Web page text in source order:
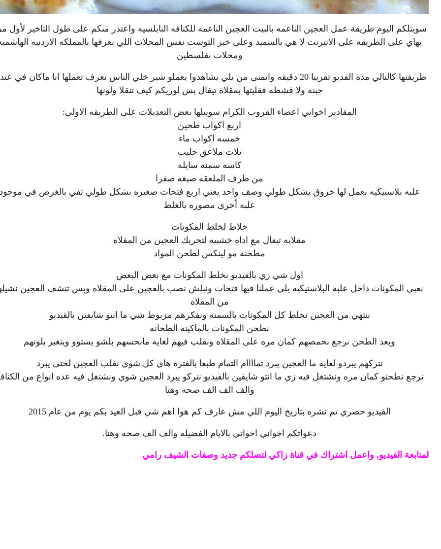
سويتلكم اليوم طريقة عمل العجين الناعمه بالبيت العجين الناعمه للكنافه النابلسيه واعتذر منكم على طول التاخير لأول
بهاي على الطريقه على الانترنت لا هي بالسميد وعلى خبز التوست نفس المحلات اللي نعرفها بالمملكه الاردنيه
ومحلات بفلسطين
طريقتها كالتالي مده الفديو تقريبا 20 دقيقه واتمنى من يلي يشاهدوا يعملو شير خلي الناس تعرف تعملها انا ماكان في
جبنه ولا قشطه فقليتها بمقلاة تيفال بس لوريكم كيف تنقلا ولونها
المقادير اخواني اعضاء القروب الكرام سويتلها بعض التعديلات على الطريقه الاولى:
اربع اكواب طحين
خمسه اكواب ماء
تلات ملاعق حليب
كاسه سمنه سايله
من طرف الملعقه صبغه صفرا
علبه بلاستيكيه نعمل لها خزوق بشكل طولي وصف واحد يعني اربع فتحات صغيره بشكل طولي تفي بالغرض في
علبه أخرى مصوره بالغلط
خلاط لخلط المكونات
مقلايه تيفال مع اداه خشبيه لتحريك العجين من المقلاه
مطحنه مو لينكس لطحن المواد
اول شي زي بالفيديو نخلط المكونات مع بعض البعض
نعبي المكونات داخل علبه البلاستيكيه يلي عملنا فيها فتحات ونبلش نصب بالعجين على المقلاه وبس تنشف العجين
من المقلاه
ننتهي من العجين نخلط كل المكونات بالسمنه ونفكرهم مزبوط شي ما انتو شايفين بالقيديو
نطحن المكونات بالماكينه الطحانه
وبعد الطحن نرجع نحمصهم كمان مره على المقلاه ونقلب فيهم لغايه مانحسهم بلشو يستوو ويتغير بلونهم
نتركهم يبردو لغايه ما العجين يبرد تماااام التمام طبعا بالفتره هاي كل شوي نقلب العجين لحتى يبرد
نرجع نطحنو كمان مره ونشتغل فيه زي ما انتو شايفين بالفيديو نتركو يبرد العجين شوي ونشتغل فيه عده انواع من
والف الف الف صحه وهنا
الفيديو حصري تم نشره بتاريخ اليوم اللي مش عارف كم هوا اهم شي قبل العيد بكم يوم من عام 2015
دعواتكم اخواني اخواتي بالايام الفضيله والف الف صحه وهنا.
لمتابعة الفيديو, واعمل اشتراك في قناة زاكي لتصلكم جديد وصفات الشيف رامي